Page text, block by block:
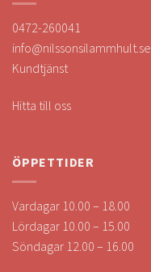
0472-260041
info@nilssonsilammhult.se
Kundtjänst
Hitta till oss
ÖPPETTIDER
Vardagar 10.00 – 18.00
Lördagar 10.00 – 15.00
Söndagar 12.00 – 16.00